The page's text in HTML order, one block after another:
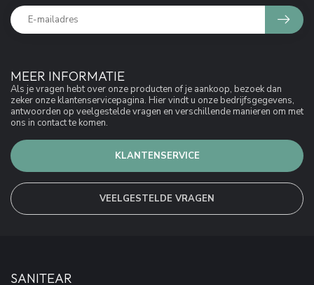
MEER INFORMATIE
Als je vragen hebt over onze producten of je aankoop, bezoek dan
zeker onze klantenservicepagina. Hier vindt u onze bedrijfsgegevens,
antwoorden op veelgestelde vragen en verschillende manieren om met
ons in contact te komen.
KLANTENSERVICE
VEELGESTELDE VRAGEN
SANITEAR